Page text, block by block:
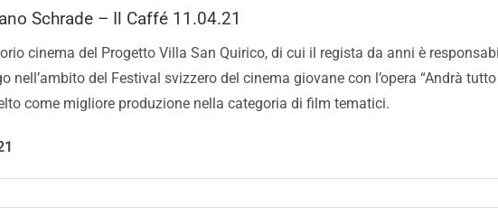
Schrade – Il Caffé 11.04.21
cinema del Progetto Villa San Quirico, di cui il regista da anni è
nell’ambito del Festival svizzero del cinema giovane con l’opera “Andrà tutto
come migliore produzione nella categoria di film tematici.